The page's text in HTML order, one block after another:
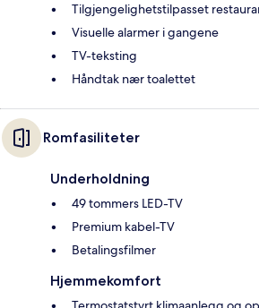
Tilgjengelighetstilpasset
Visuelle alarmer i gangene
TV-teksting
Håndtak nær toalettet
Romfasiliteter
Underholdning
49 tommers LED-TV
Premium kabel-TV
Betalingsfilmer
Hjemmekomfort